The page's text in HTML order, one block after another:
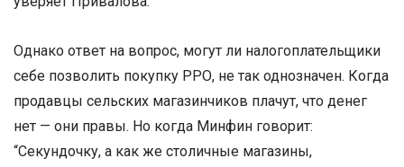
Однако ответ на вопрос, могут ли налогоплательщики
себе позволить покупку РРО, не так однозначен. Когда
продавцы сельских магазинчиков плачут, что денег
нет — они правы. Но когда Минфин говорит:
“Секундочку, а как же столичные магазины,